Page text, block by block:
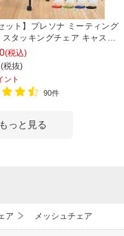
ット】プレソナ ミーティング
スタッキングチェア キャスタ
座面クッション 幅570×奥行
805mm 会議室 収納 法人
重ねる 会議用椅子 会議用チェ
(税込)
税抜)
ント
90件
っと見る
ア メッシュチェア